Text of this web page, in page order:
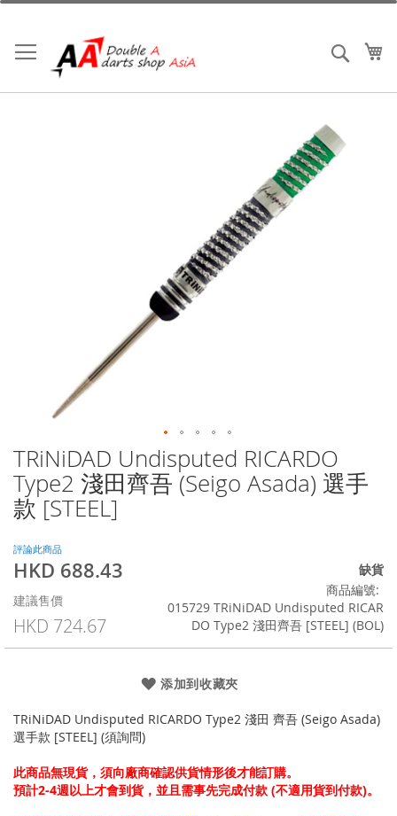
跳
內
容
搜索
TRiNiDAD Undisputed RICARDO
Type2 淺田齊吾 (Seigo Asada) 選手
款 [STEEL]
評論此商品
特
價
格
HKD 688.43
建議售價
HKD 724.67
缺貨
商品編號
015729 TRiNiDAD Undisputed RICAR
DO Type2 淺田齊吾 [STEEL] (BOL)
添加到收藏夾
TRiNiDAD Undisputed RICARDO Type2 淺田 齊吾 (Seigo Asada)
選手款 [STEEL] (須詢問)
此商品無現貨，須向廠商確認供貨情形後才能訂購。
預計2-4週以上才會到貨，並且需事先完成付款 (不適用貨到付款)。
Skip
to
the
beginning
of
the
images
gallery